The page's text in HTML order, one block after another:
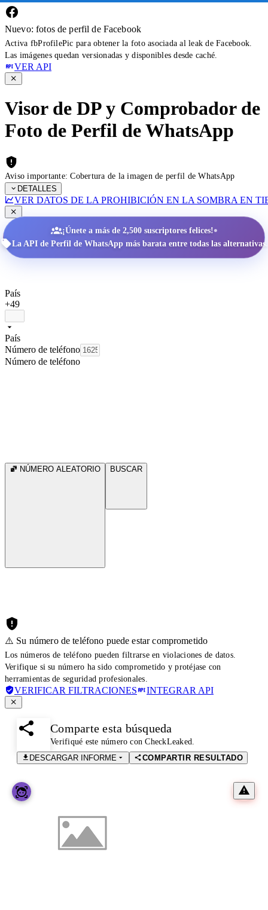
Nuevo: fotos de perfil de Facebook
Activa fbProfilePic para obtener la foto asociada al leak de Facebook.
Las imágenes quedan versionadas y disponibles desde caché.
VER API
Visor de DP y Comprobador de
Foto de Perfil de WhatsApp
Aviso importante: Cobertura de la imagen de perfil de WhatsApp
DETALLES
VER DATOS DE LA PROHIBICIÓN EN LA SOMBRA EN
¡Únete a más de 2,500 suscriptores felices!•
La API de Perfil de WhatsApp más barata entre todas las alternativas.
País
+49
País
Número de teléfono
Número de teléfono
NÚMERO ALEATORIO BUSCAR
⚠️ Su número de teléfono puede estar comprometido
Los números de teléfono pueden filtrarse en violaciones de datos.
Verifique si su número ha sido comprometido y protéjase con
herramientas de seguridad profesionales.
VERIFICAR FILTRACIONES INTEGRAR API
Comparte esta búsqueda
Verifiqué este número con CheckLeaked.
DESCARGAR INFORME
COMPARTIR RESULTADO